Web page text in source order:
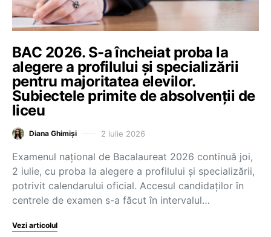
BAC 2026. S-a încheiat proba la
alegere a profilului și specializării
pentru majoritatea elevilor.
Subiectele primite de absolvenții de
liceu
Diana Ghimiși 2 iulie 2026
Examenul național de Bacalaureat 2026 continuă joi,
2 iulie, cu proba la alegere a profilului și specializării,
potrivit calendarului oficial. Accesul candidaților în
centrele de examen s-a făcut în intervalul…
Vezi articolul